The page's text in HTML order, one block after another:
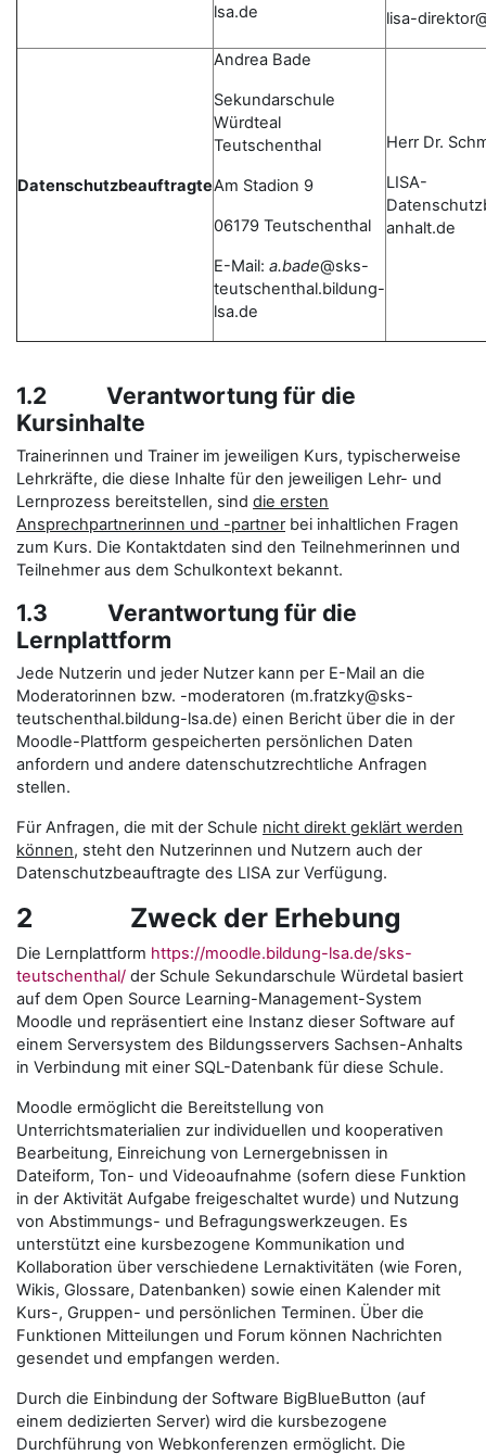
lsa.de
lisa-
Datenschutzbeauftragte
Andrea Bade
Sekundarschule
Würdteal
Teutschenthal
Am Stadion 9
06179 Teutschenthal
E-Mail: a.bade@sks-
teutschenthal.bildung-
lsa.de
Herr Dr.
LISA-
anhalt.de
1.2 Verantwortung für die
Kursinhalte
Trainerinnen und Trainer im jeweiligen Kurs, typischerweise
Lehrkräfte, die diese Inhalte für den jeweiligen Lehr- und
Lernprozess bereitstellen, sind die ersten
Ansprechpartnerinnen und -partnerbei inhaltlichen Fragen
zum Kurs. Die Kontaktdaten sind den Teilnehmerinnen und
Teilnehmer aus dem Schulkontext bekannt.
1.3 Verantwortung für die
Lernplattform
Jede Nutzerin und jeder Nutzer kann per E-Mail an die
Moderatorinnen bzw. -moderatoren (m.fratzky@sks-
teutschenthal.bildung-lsa.de) einen Bericht über die in der
Moodle-Plattform gespeicherten persönlichen Daten
anfordern und andere datenschutzrechtliche Anfragen
stellen.
Für Anfragen, die mit der Schule nicht direkt geklärt werden
können, steht den Nutzerinnen und Nutzern auch der
Datenschutzbeauftragte des LISA zur Verfügung.
2 Zweck der Erhebung
Die Lernplattform https://moodle.bildung-lsa.de/sks-
teutschenthal/ der Schule Sekundarschule Würdetal basiert
auf dem Open Source Learning-Management-System
Moodle und repräsentiert eine Instanz dieser Software auf
einem Serversystem des Bildungsservers Sachsen-Anhalts
in Verbindung mit einer SQL-Datenbank für diese Schule.
Moodle ermöglicht die Bereitstellung von
Unterrichtsmaterialien zur individuellen und kooperativen
Bearbeitung, Einreichung von Lernergebnissen in
Dateiform, Ton- und Videoaufnahme (sofern diese Funktion
in der Aktivität Aufgabe freigeschaltet wurde) und Nutzung
von Abstimmungs- und Befragungswerkzeugen. Es
unterstützt eine kursbezogene Kommunikation und
Kollaboration über verschiedene Lernaktivitäten (wie Foren,
Wikis, Glossare, Datenbanken) sowie einen Kalender mit
Kurs-, Gruppen- und persönlichen Terminen. Über die
Funktionen Mitteilungen und Forum können Nachrichten
gesendet und empfangen werden.
Durch die Einbindung der Software BigBlueButton (auf
einem dedizierten Server) wird die kursbezogene
Durchführung von Webkonferenzen ermöglicht. Die